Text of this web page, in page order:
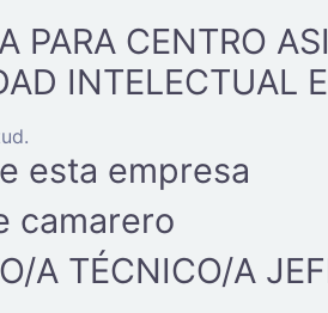
PARA CENTRO
INTELECTUAL
esta empresa
camarero
A TÉCNICO/A